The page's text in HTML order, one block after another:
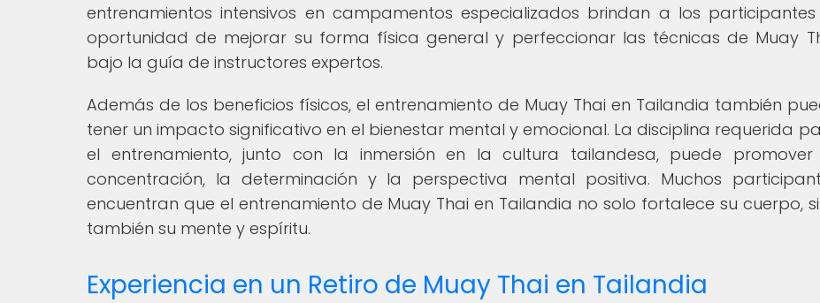
entrenamientos intensivos en campamentos especializados brindan a los
oportunidad de mejorar su forma física general y perfeccionar las técnicas de Muay
bajo la guía de instructores expertos.
Además de los beneficios físicos, el entrenamiento de Muay Thai en Tailandia también
tener un impacto significativo en el bienestar mental y emocional. La disciplina requerida
el entrenamiento, junto con la inmersión en la cultura tailandesa, puede
concentración, la determinación y la perspectiva mental positiva. Muchos
encuentran que el entrenamiento de Muay Thai en Tailandia no solo fortalece su cuerpo,
también su mente y espíritu.
Experiencia en un Retiro de Muay Thai en Tailandia